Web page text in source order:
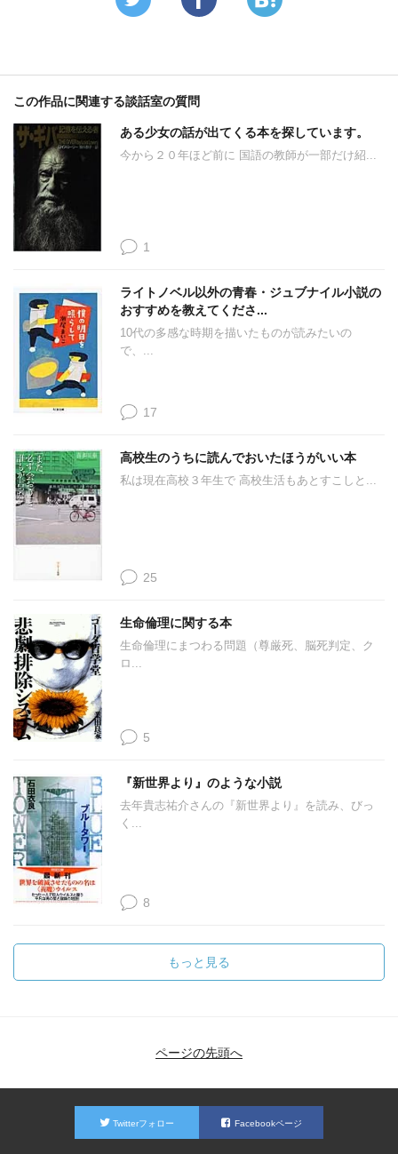
この作品に関連する談話室の質問
ある少女の話が出てくる本を探しています。
今から２０年ほど前に 国語の教師が一部だけ紹...
1
ライトノベル以外の青春・ジュブナイル小説の
おすすめを教えてくださ...
10代の多感な時期を描いたものが読みたいの
で、...
17
高校生のうちに読んでおいたほうがいい本
私は現在高校３年生で 高校生活もあとすこしと...
25
生命倫理に関する本
生命倫理にまつわる問題（尊厳死、脳死判定、ク
ロ...
5
『新世界より』のような小説
去年貴志祐介さんの『新世界より』を読み、びっ
く...
8
もっと見る
ページの先頭へ
Twitterフォロー Facebookページ